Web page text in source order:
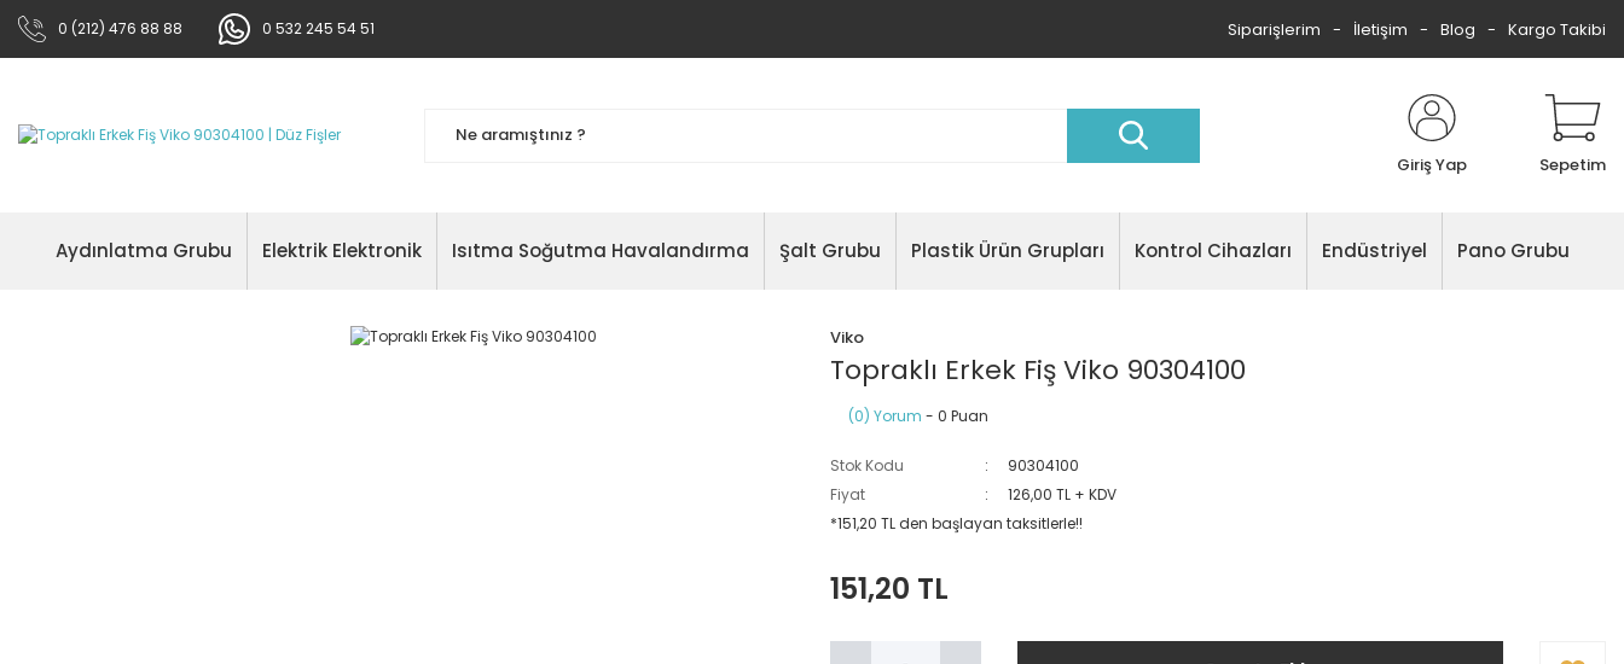
0 (212) 476 88 88 0 532 245 54 51 Siparişlerim İletişim Blog Kargo Takibi
Giriş Yap Sepetim
Aydınlatma Grubu Elektrik Elektronik Isıtma Soğutma Havalandırma Şalt Grubu Plastik Ürün Grupları Kontrol Cihazları Endüstriyel Pano Grubu
Viko
Topraklı Erkek Fiş Viko 90304100
(0) Yorum - 0 Puan
Stok Kodu
90304100
Fiyat
126,00 TL + KDV
*151,20 TL den başlayan taksitlerle!!
151,20 TL